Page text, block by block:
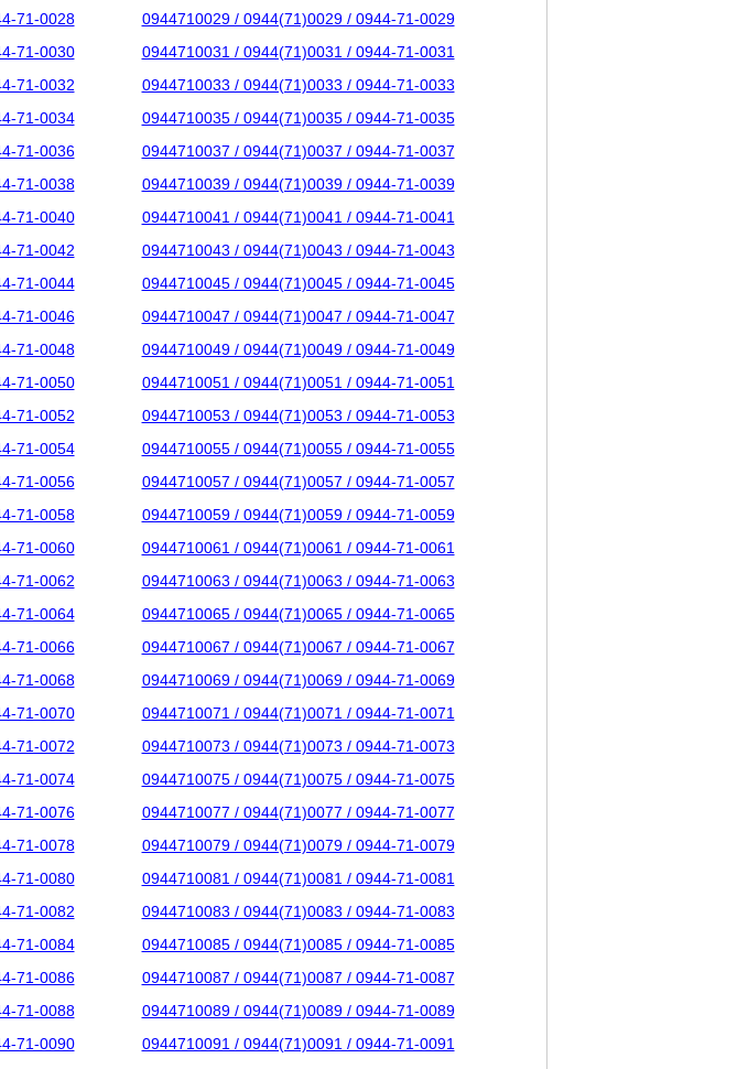
71-0028
0944710029 / 0944(71)0029 / 0944-71-0029
71-0030
0944710031 / 0944(71)0031 / 0944-71-0031
71-0032
0944710033 / 0944(71)0033 / 0944-71-0033
71-0034
0944710035 / 0944(71)0035 / 0944-71-0035
71-0036
0944710037 / 0944(71)0037 / 0944-71-0037
71-0038
0944710039 / 0944(71)0039 / 0944-71-0039
71-0040
0944710041 / 0944(71)0041 / 0944-71-0041
71-0042
0944710043 / 0944(71)0043 / 0944-71-0043
71-0044
0944710045 / 0944(71)0045 / 0944-71-0045
71-0046
0944710047 / 0944(71)0047 / 0944-71-0047
71-0048
0944710049 / 0944(71)0049 / 0944-71-0049
71-0050
0944710051 / 0944(71)0051 / 0944-71-0051
71-0052
0944710053 / 0944(71)0053 / 0944-71-0053
71-0054
0944710055 / 0944(71)0055 / 0944-71-0055
71-0056
0944710057 / 0944(71)0057 / 0944-71-0057
71-0058
0944710059 / 0944(71)0059 / 0944-71-0059
71-0060
0944710061 / 0944(71)0061 / 0944-71-0061
71-0062
0944710063 / 0944(71)0063 / 0944-71-0063
71-0064
0944710065 / 0944(71)0065 / 0944-71-0065
71-0066
0944710067 / 0944(71)0067 / 0944-71-0067
71-0068
0944710069 / 0944(71)0069 / 0944-71-0069
71-0070
0944710071 / 0944(71)0071 / 0944-71-0071
71-0072
0944710073 / 0944(71)0073 / 0944-71-0073
71-0074
0944710075 / 0944(71)0075 / 0944-71-0075
71-0076
0944710077 / 0944(71)0077 / 0944-71-0077
71-0078
0944710079 / 0944(71)0079 / 0944-71-0079
71-0080
0944710081 / 0944(71)0081 / 0944-71-0081
71-0082
0944710083 / 0944(71)0083 / 0944-71-0083
71-0084
0944710085 / 0944(71)0085 / 0944-71-0085
71-0086
0944710087 / 0944(71)0087 / 0944-71-0087
71-0088
0944710089 / 0944(71)0089 / 0944-71-0089
71-0090
0944710091 / 0944(71)0091 / 0944-71-0091